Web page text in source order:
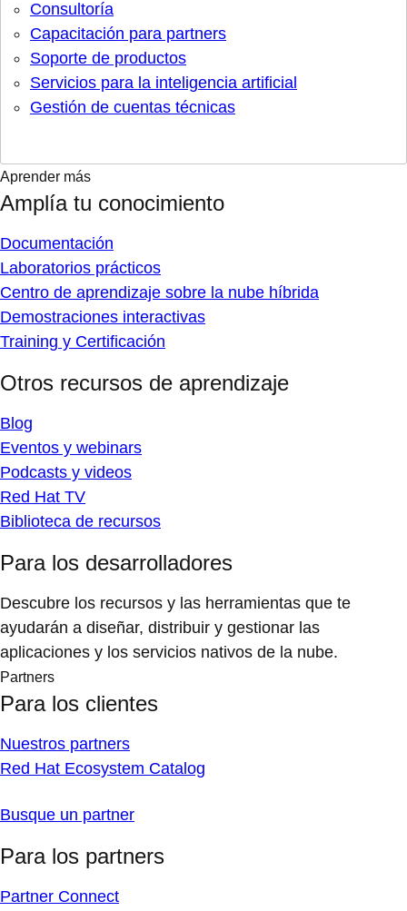
Consultoría
Capacitación para partners
Soporte de productos
Servicios para la inteligencia artificial
Gestión de cuentas técnicas
Aprender más
Amplía tu conocimiento
Documentación
Laboratorios prácticos
Centro de aprendizaje sobre la nube híbrida
Demostraciones interactivas
Training y Certificación
Otros recursos de aprendizaje
Blog
Eventos y webinars
Podcasts y videos
Red Hat TV
Biblioteca de recursos
Para los desarrolladores
Descubre los recursos y las herramientas que te
ayudarán a diseñar, distribuir y gestionar las
aplicaciones y los servicios nativos de la nube.
Partners
Para los clientes
Nuestros partners
Red Hat Ecosystem Catalog
Busque un partner
Para los partners
Partner Connect